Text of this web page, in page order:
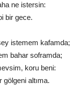
ne istersin:
bir gece.
istemem kafamda;
bahar soframda;
koru beni:
gölgeni altıma.